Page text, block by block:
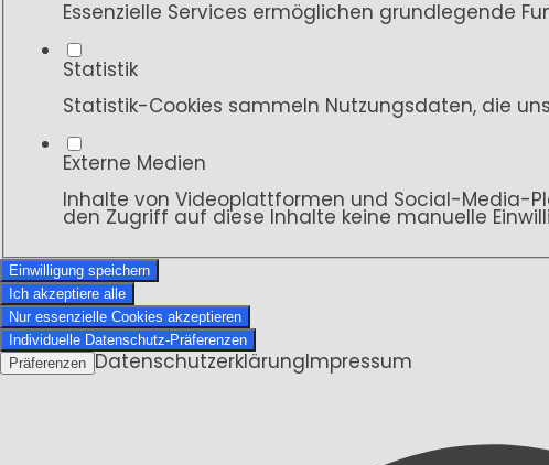
Essenzielle Services ermöglichen grundlegende
Statistik
Statistik-Cookies sammeln Nutzungsdaten, die
Externe Medien
Inhalte von Videoplattformen und Social-Media-
den Zugriff auf diese Inhalte keine manuelle
Einwilligung speichern
Ich akzeptiere alle
Nur essenzielle Cookies akzeptieren
Individuelle Datenschutz-Präferenzen
Präferenzen DatenschutzerklärungImpressum